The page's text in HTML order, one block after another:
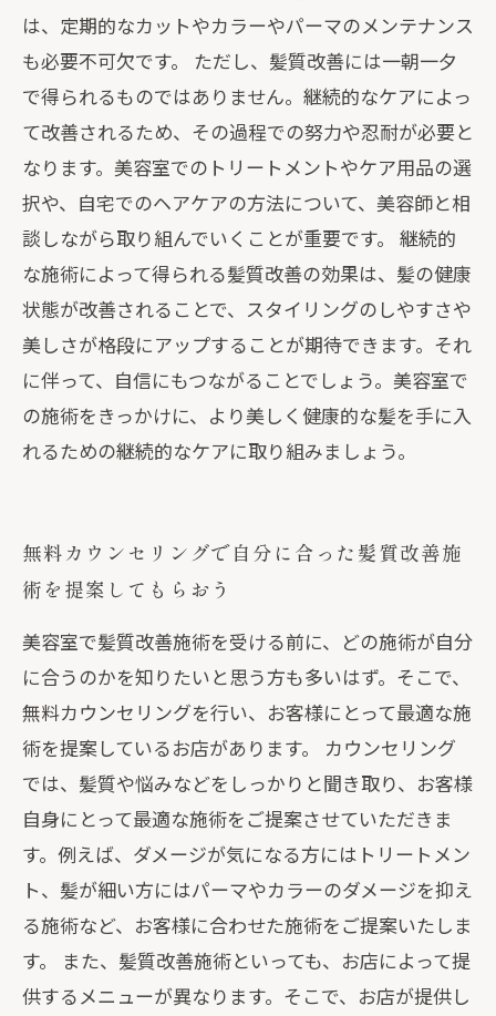
は、定期的なカットやカラーやパーマのメンテナンス
も必要不可欠です。 ただし、髪質改善には一朝一夕
で得られるものではありません。継続的なケアによっ
て改善されるため、その過程での努力や忍耐が必要と
なります。美容室でのトリートメントやケア用品の選
択や、自宅でのヘアケアの方法について、美容師と相
談しながら取り組んでいくことが重要です。 継続的
な施術によって得られる髪質改善の効果は、髪の健康
状態が改善されることで、スタイリングのしやすさや
美しさが格段にアップすることが期待できます。それ
に伴って、自信にもつながることでしょう。美容室で
の施術をきっかけに、より美しく健康的な髪を手に入
れるための継続的なケアに取り組みましょう。
無料カウンセリングで自分に合った髪質改善施
術を提案してもらおう
美容室で髪質改善施術を受ける前に、どの施術が自分
に合うのかを知りたいと思う方も多いはず。そこで、
無料カウンセリングを行い、お客様にとって最適な施
術を提案しているお店があります。 カウンセリング
では、髪質や悩みなどをしっかりと聞き取り、お客様
自身にとって最適な施術をご提案させていただきま
す。例えば、ダメージが気になる方にはトリートメン
ト、髪が細い方にはパーマやカラーのダメージを抑え
る施術など、お客様に合わせた施術をご提案いたしま
す。 また、髪質改善施術といっても、お店によって提
供するメニューが異なります。そこで、お店が提供し